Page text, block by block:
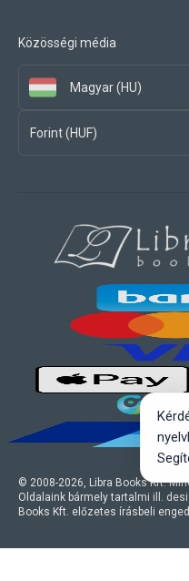
Közösségi média
Magyar (HU)
Forint (HUF)
© 2008-2026 , Libra Books Kft.
Oldalaink bármely tartalmi ill.
Books Kft. előzetes írásbeli